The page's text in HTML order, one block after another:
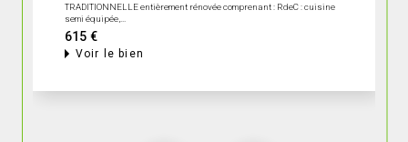
Duplex au 1er étage comprenant : niveau 1 : séjour avec coin cuisine,
salle de...
550 €
Voir le bien